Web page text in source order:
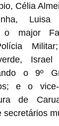
Célia
o major
Israel
o 9º
e o vice-
de
secretários